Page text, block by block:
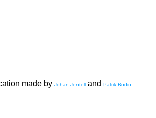
made by Johan Jentell and Patrik Bodin